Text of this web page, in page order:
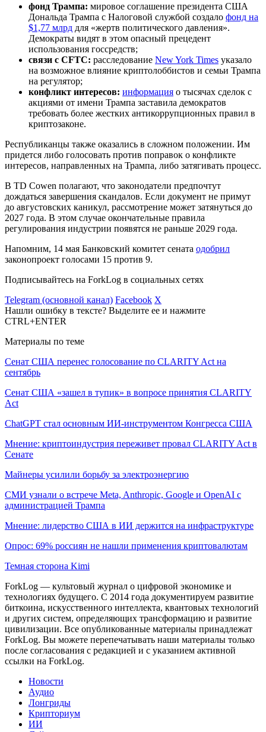
фонд Трампа: мировое соглашение президента США
Дональда Трампа с Налоговой службой создало фонд на
$1,77 млрд для «жертв политического давления».
Демократы видят в этом опасный прецедент
использования госсредств;
связи с CFTC: расследование New York Times указало
на возможное влияние криптолоббистов и семьи Трампа
на регулятор;
конфликт интересов: информация о тысячах сделок с
акциями от имени Трампа заставила демократов
требовать более жестких антикоррупционных правил в
криптозаконе.
Республиканцы также оказались в сложном положении. Им
придется либо голосовать против поправок о конфликте
интересов, направленных на Трампа, либо затягивать процесс.
В TD Cowen полагают, что законодатели предпочтут
дождаться завершения скандалов. Если документ не примут
до августовских каникул, рассмотрение может затянуться до
2027 года. В этом случае окончательные правила
регулирования индустрии появятся не раньше 2029 года.
Напомним, 14 мая Банковский комитет сената одобрил
законопроект голосами 15 против 9.
Подписывайтесь на ForkLog в социальных сетях
Telegram (основной канал) Facebook X
Нашли ошибку в тексте? Выделите ее и нажмите
CTRL+ENTER
Материалы по теме
Сенат США перенес голосование по CLARITY Act на
сентябрь
Сенат США «зашел в тупик» в вопросе принятия CLARITY
Act
ChatGPT стал основным ИИ-инструментом Конгресса США
Мнение: криптоиндустрия переживет провал CLARITY Act в
Сенате
Майнеры усилили борьбу за электроэнергию
СМИ узнали о встрече Meta, Anthropic, Google и OpenAI с
администрацией Трампа
Мнение: лидерство США в ИИ держится на инфраструктуре
Опрос: 69% россиян не нашли применения криптовалютам
Темная сторона Kimi
ForkLog — культовый журнал о цифровой экономике и
технологиях будущего. С 2014 года документируем развитие
биткоина, искусственного интеллекта, квантовых технологий
и других систем, определяющих трансформацию и развитие
цивилизации. Все опубликованные материалы принадлежат
ForkLog. Вы можете перепечатывать наши материалы только
после согласования с редакцией и с указанием активной
ссылки на ForkLog.
Новости
Аудио
Лонгриды
Крипториум
ИИ